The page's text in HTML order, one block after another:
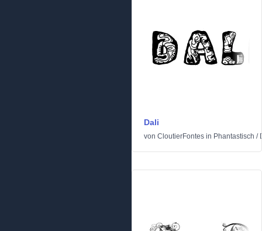
Dali
von CloutierFontes in Phantastisch /